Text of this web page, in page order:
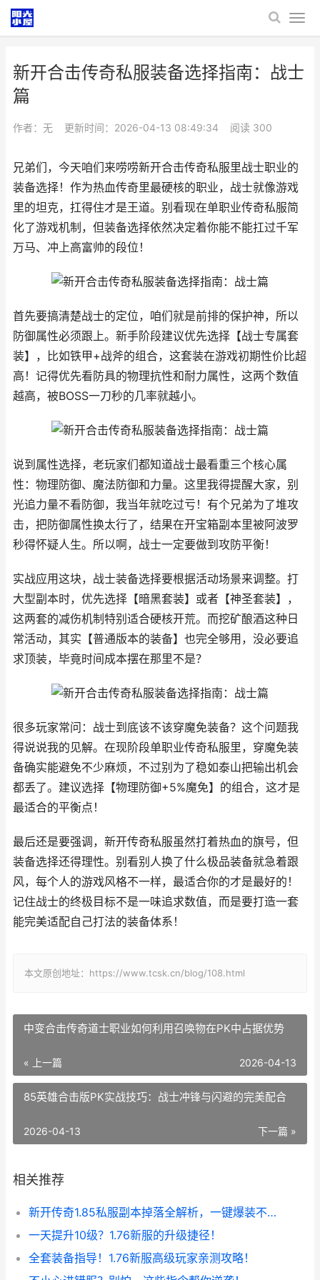
新开合击传奇私服装备选择指南：战士
篇
作者：无 更新时间：2026-04-13 08:49:34 阅读 300
兄弟们，今天咱们来唠唠新开合击传奇私服里战士职业的
装备选择！作为热血传奇里最硬核的职业，战士就像游戏
里的坦克，扛得住才是王道。别看现在单职业传奇私服简
化了游戏机制，但装备选择依然决定着你能不能扛过千军
万马、冲上高富帅的段位！
首先要搞清楚战士的定位，咱们就是前排的保护神，所以
防御属性必须跟上。新手阶段建议优先选择【战士专属套
装】，比如铁甲+战斧的组合，这套装在游戏初期性价比超
高！记得优先看防具的物理抗性和耐力属性，这两个数值
越高，被BOSS一刀秒的几率就越小。
说到属性选择，老玩家们都知道战士最看重三个核心属
性：物理防御、魔法防御和力量。这里我得提醒大家，别
光追力量不看防御，我当年就吃过亏！有个兄弟为了堆攻
击，把防御属性换太行了，结果在开宝箱副本里被阿波罗
秒得怀疑人生。所以啊，战士一定要做到攻防平衡！
实战应用这块，战士装备选择要根据活动场景来调整。打
大型副本时，优先选择【暗黑套装】或者【神圣套装】，
这两套的减伤机制特别适合硬核开荒。而挖矿酿酒这种日
常活动，其实【普通版本的装备】也完全够用，没必要追
求顶装，毕竟时间成本摆在那里不是？
很多玩家常问：战士到底该不该穿魔免装备？这个问题我
得说说我的见解。在现阶段单职业传奇私服里，穿魔免装
备确实能避免不少麻烦，不过别为了稳如泰山把输出机会
都丢了。建议选择【物理防御+5%魔免】的组合，这才是
最适合的平衡点！
最后还是要强调，新开传奇私服虽然打着热血的旗号，但
装备选择还得理性。别看别人换了什么极品装备就急着跟
风，每个人的游戏风格不一样，最适合你的才是最好的！
记住战士的终极目标不是一味追求数值，而是要打造一套
能完美适配自己打法的装备体系！
本文原创地址：https://www.tcsk.cn/blog/108.html
中变合击传奇道士职业如何利用召唤物在PK中占据优势
« 上一篇 2026-04-13
85英雄合击版PK实战技巧：战士冲锋与闪避的完美配合
下一篇 »
2026-04-13
相关推荐
新开传奇1.85私服副本掉落全解析，一键爆装不是梦！
一天提升10级？1.76新服的升级捷径！
全套装备指导！1.76新服高级玩家亲测攻略！